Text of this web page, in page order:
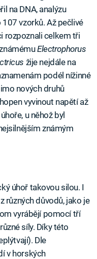
na DNA, analýzu
vzorků. Až pečlivé
rozpoznali celkem tři
Electrophorus
žije nejdále na
podél nížinné
nových druhů
vyvinout napětí až
u něhož byl
známým
úhoř takovou silou. I
různých důvodů, jako je
vyrábějí pomocí tří
síly. Díky této
Dle
v horských